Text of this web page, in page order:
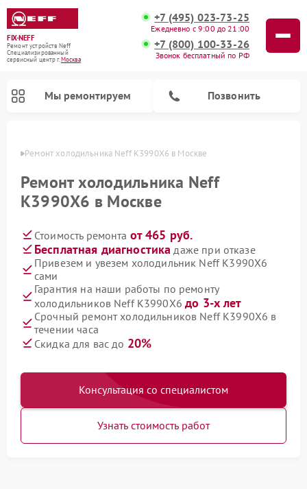
FIX-NEFF
Ремонт устройств Neff
Специализированный
cервисный центр г.Москва
+7 (495) 023-73-25
Ежедневно с 9:00 до 21:00
+7 (800) 100-33-26
Звонок бесплатный по РФ
Мы ремонтируем Позвонить
Ремонт холодильника Neff K3990X6 в Москве
Ремонт холодильника Neff
K3990X6 в Москве
Стоимость ремонта от 465 руб.
Бесплатная диагностика даже при отказе
Привезем и увезем холодильник Neff K3990X6
сами
Гарантия на наши работы по ремонту
холодильников Neff K3990X6до 3-х лет
Срочный ремонт холодильников Neff K3990X6 в
течении часа
Скидка для вас до 20%
Консультация со специалистом
Узнать стоимость работ